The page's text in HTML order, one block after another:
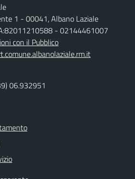
1 - 00041, Albano Laziale
- 02144461007
con il Pubblico
06.932951